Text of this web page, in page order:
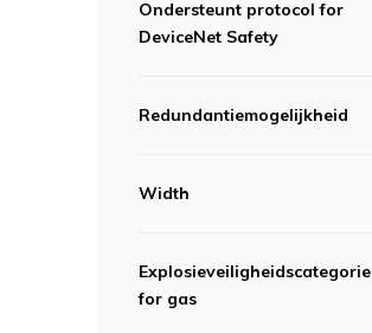
Ondersteunt protocol for
DeviceNet Safety
Redundantiemogelijkheid
Width
Explosieveiligheidscategorie
for gas